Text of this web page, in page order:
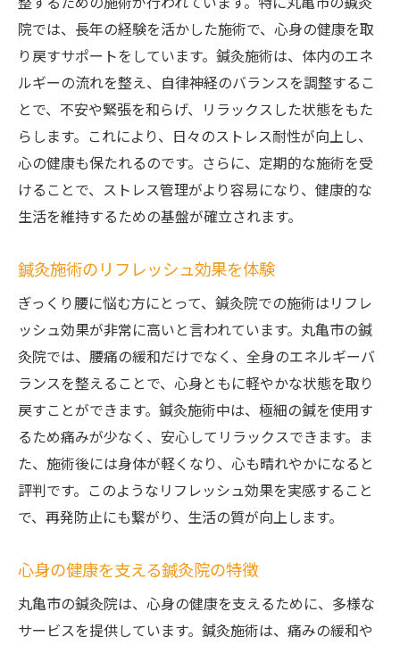
院では、長年の経験を活かした施術で、心身の健康を取
り戻すサポートをしています。鍼灸施術は、体内のエネ
ルギーの流れを整え、自律神経のバランスを調整するこ
とで、不安や緊張を和らげ、リラックスした状態をもた
らします。これにより、日々のストレス耐性が向上し、
心の健康も保たれるのです。さらに、定期的な施術を受
けることで、ストレス管理がより容易になり、健康的な
生活を維持するための基盤が確立されます。
鍼灸施術のリフレッシュ効果を体験
ぎっくり腰に悩む方にとって、鍼灸院での施術はリフレ
ッシュ効果が非常に高いと言われています。丸亀市の鍼
灸院では、腰痛の緩和だけでなく、全身のエネルギーバ
ランスを整えることで、心身ともに軽やかな状態を取り
戻すことができます。鍼灸施術中は、極細の鍼を使用す
るため痛みが少なく、安心してリラックスできます。ま
た、施術後には身体が軽くなり、心も晴れやかになると
評判です。このようなリフレッシュ効果を実感すること
で、再発防止にも繋がり、生活の質が向上します。
心身の健康を支える鍼灸院の特徴
丸亀市の鍼灸院は、心身の健康を支えるために、多様な
サービスを提供しています。鍼灸施術は、痛みの緩和や